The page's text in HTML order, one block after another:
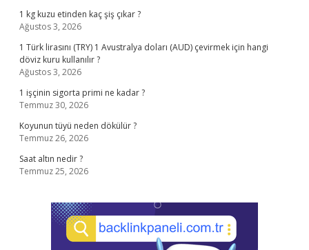
1 kg kuzu etinden kaç şiş çıkar ?
Ağustos 3, 2026
1 Türk lirasını (TRY) 1 Avustralya doları (AUD) çevirmek için hangi
döviz kuru kullanılır ?
Ağustos 3, 2026
1 işçinin sigorta primi ne kadar ?
Temmuz 30, 2026
Koyunun tüyü neden dökülür ?
Temmuz 26, 2026
Saat altın nedir ?
Temmuz 25, 2026